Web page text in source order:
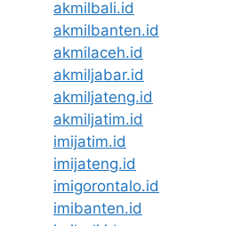
akmilbali.id
akmilbanten.id
akmilaceh.id
akmiljabar.id
akmiljateng.id
akmiljatim.id
imijatim.id
imijateng.id
imigorontalo.id
imibanten.id